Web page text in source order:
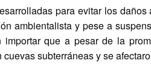
para evitar los
ambientalista y pese a
importar que a pesar de la
subterráneas y se